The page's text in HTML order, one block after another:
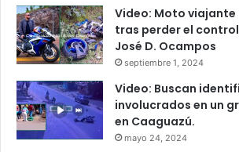
Video: Moto viajante
tras perder el
José D. Ocampos
septiembre 1, 2024
Video: Buscan
involucrados en un
en Caaguazú.
mayo 24, 2024